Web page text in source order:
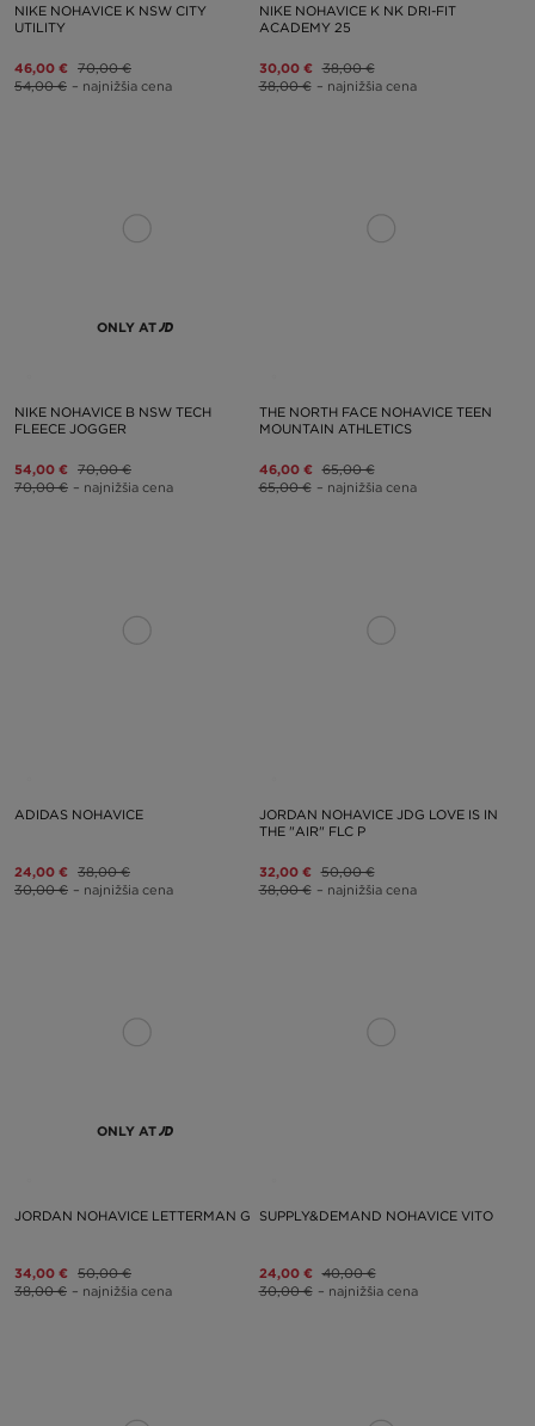
NIKE NOHAVICE K NSW CITY
UTILITY
46,00 € 70,00 €
54,00 € – najnižšia cena
NIKE NOHAVICE K NK DRI-FIT
ACADEMY 25
30,00 € 38,00 €
38,00 € – najnižšia cena
ONLY AT
NIKE NOHAVICE B NSW TECH
FLEECE JOGGER
54,00 € 70,00 €
70,00 € – najnižšia cena
THE NORTH FACE NOHAVICE TEEN
MOUNTAIN ATHLETICS
46,00 € 65,00 €
65,00 € – najnižšia cena
ADIDAS NOHAVICE
24,00 € 38,00 €
30,00 € – najnižšia cena
JORDAN NOHAVICE JDG LOVE IS IN
THE "AIR" FLC P
32,00 € 50,00 €
38,00 € – najnižšia cena
ONLY AT
JORDAN NOHAVICE LETTERMAN G
34,00 € 50,00 €
38,00 € – najnižšia cena
SUPPLY&DEMAND NOHAVICE VITO
24,00 € 40,00 €
30,00 € – najnižšia cena